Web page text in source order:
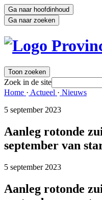
Ga naar hoofdinhoud
Ga naar zoeken
Toon zoeken
Zoek in de site
Home · Actueel · Nieuws
5 september 2023
Aanleg rotonde
september van
5 september 2023
Aanleg rotonde